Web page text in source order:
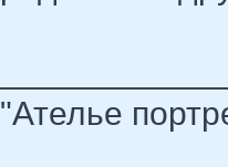
"Ателье